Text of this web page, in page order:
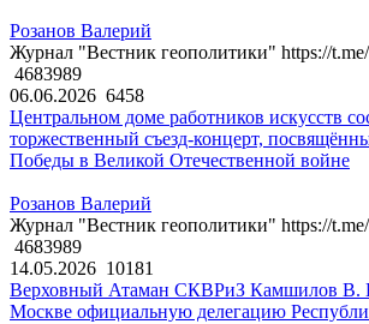
Розанов Валерий
Журнал "Вестник геополитики" https://
4683989
06.06.2026 6458
Центральном доме работников искусств
торжественный съезд-концерт,
Победы в Великой Отечественной войне
Розанов Валерий
Журнал "Вестник геополитики" https://
4683989
14.05.2026 10181
Верховный Атаман СКВРиЗ Камшилов В.
Москве официальную делегацию